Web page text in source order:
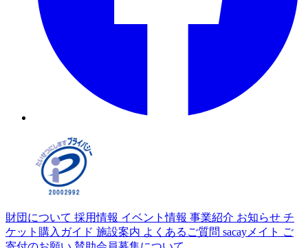
財団について 採用情報 イベント情報 事業紹介 お知らせ チ
ケット購入ガイド 施設案内 よくあるご質問 sacayメイト ご